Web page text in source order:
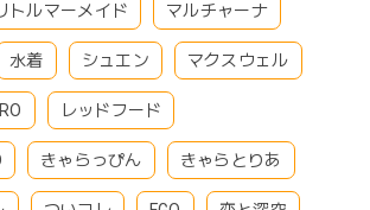
トルマーメイド マルチャーナ
水着 シュエン マクスウェル
レッドフード
きゃらっぴん きゃらとりあ